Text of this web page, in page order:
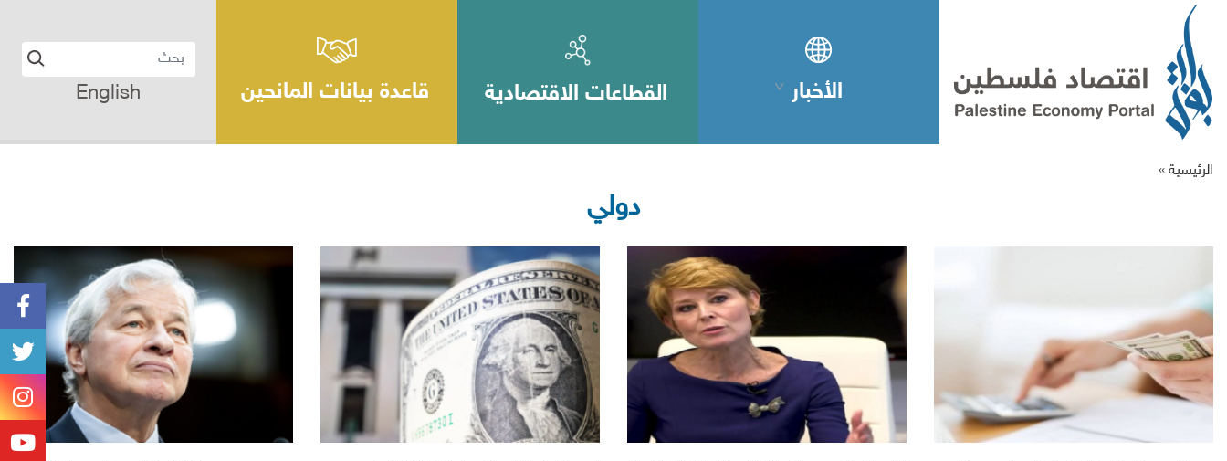
الأخبار القطاعات الاقتصادية قاعدة بيانات المانحين English
الرئيسية »
دولي